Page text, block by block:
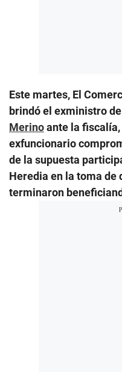
Este martes, El
brindó el exministro
Merinoante la
exfuncionario
de la supuesta
Heredia en la toma de
terminaron